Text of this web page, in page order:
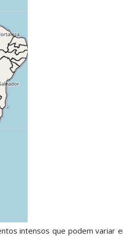
intensos que podem variar